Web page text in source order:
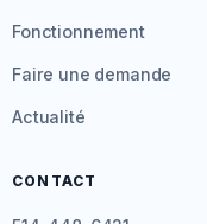
Fonctionnement
Faire une demande
Actualité
CONTACT